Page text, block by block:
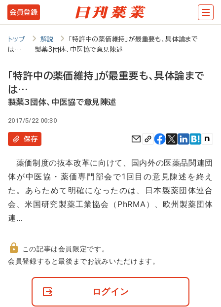
メ
イ
ン
ツ
に
会員登録
トップ 解説
「特許中の薬価維持」が最重要も、具体論まで
は… 製薬3団体、中医協で意見陳述
「特許中の薬価維持」が最重要も、具体論まで
は…
製薬3団体、中医協で意見陳述
2017/5/22 00:30
保存
薬価制度の抜本改革に向けて、国内外の医薬品関連団
体が中医協・薬価専門部会で1回目の意見陳述を終え
た。あらためて明確になったのは、日本製薬団体連合
会、米国研究製薬工業協会（PhRMA）、欧州製薬団体
連…
非
この記事は会員限定です。
会員登録すると最後までお読みいただけます。
ログイン